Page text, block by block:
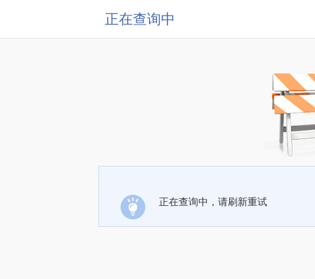
正在查询中
正在查询中，请刷新重试